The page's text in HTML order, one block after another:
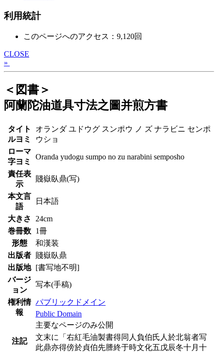
利用統計
このページへのアクセス：9,120回
CLOSE
»
＜図書＞
阿蘭陀油道具寸法之圖并煎方書
タイト
ルヨミ
オランダ ユドウグ スンポウ ノ ズ ナラビニ センポ
ウショ
ローマ
字ヨミ
Oranda yudogu sumpo no zu narabini semposho
責任表
示
賤嶽臥鼎(写)
本文言
語
日本語
大きさ
24cm
巻冊数 1冊
形態
和漢装
出版者 賤嶽臥鼎
出版地 [書写地不明]
バージ
ョン
写本(手稿)
権利情
報
パブリックドメイン
Public Domain
注記
主要なページのみ公開
文末に「右紅毛油製書得同人負伯氏人於北翁者写
此鼎亦得傍於貞伯先謄終于時文化五戊辰冬十月十